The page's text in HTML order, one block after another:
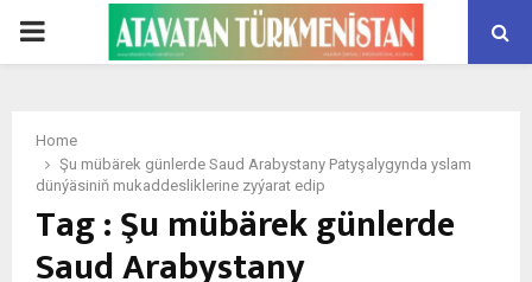
PRIMARY
Home
Şu mübärek günlerde Saud Arabystany Patyşalygynda yslam
dünýäsiniň mukaddesliklerine zyýarat edip
Tag : Şu mübärek günlerde
Saud Arabystany